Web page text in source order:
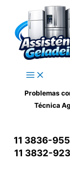
conteúdo
Problemas
Técnica
11 3836-
11 3832-